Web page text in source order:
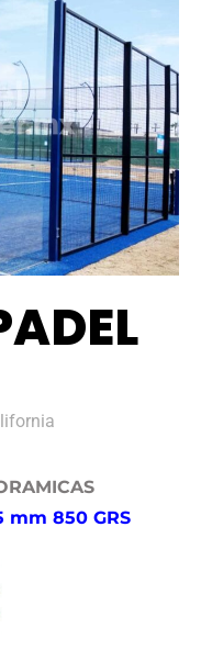
mm 850 GRS